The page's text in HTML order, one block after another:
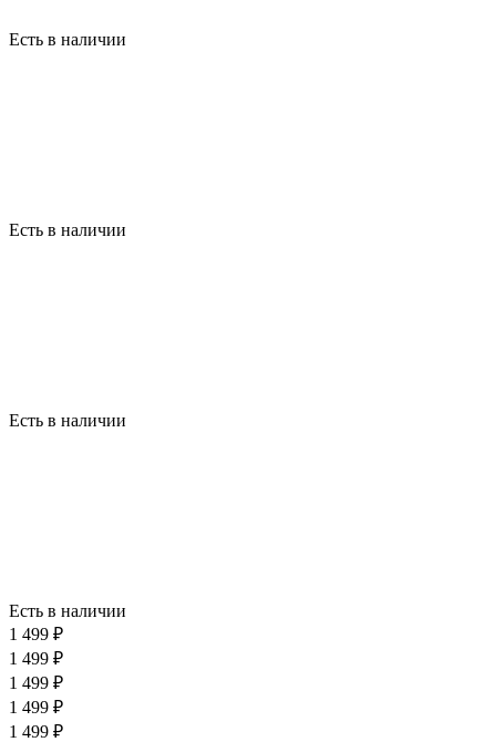
Есть в наличии
Есть в наличии
Есть в наличии
Есть в наличии
1 499 ₽
1 499 ₽
1 499 ₽
1 499 ₽
1 499 ₽